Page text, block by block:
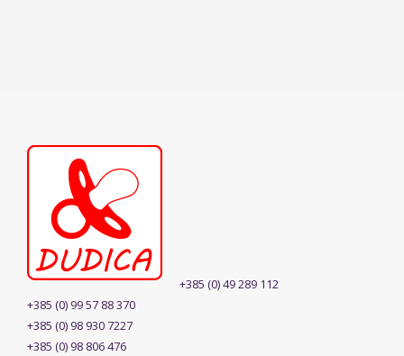
+385 (0) 49 289 112
+385 (0) 99 57 88 370
+385 (0) 98 930 7227
+385 (0) 98 806 476